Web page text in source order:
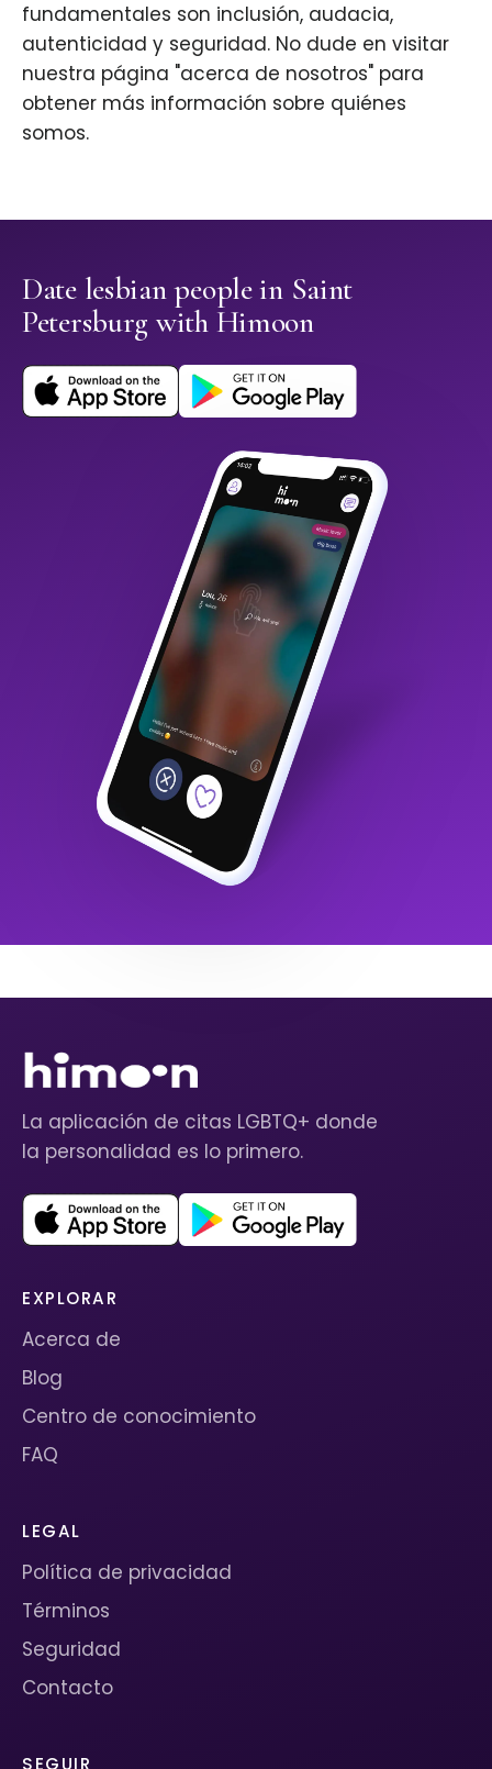
fundamentales son inclusión, audacia,
autenticidad y seguridad. No dude en visitar
nuestra página "acerca de nosotros" para
obtener más información sobre quiénes
somos.
Date lesbian people in Saint
Petersburg with Himoon
La aplicación de citas LGBTQ+ donde
la personalidad es lo primero.
EXPLORAR
Acerca de
Blog
Centro de conocimiento
FAQ
LEGAL
Política de privacidad
Términos
Seguridad
Contacto